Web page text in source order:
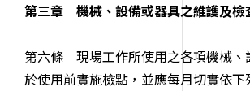
第三章 機械、設備或器具之維護及檢
第六條 現場工作所使用之各項機械、
於使用前實施檢點，並應每月切實依